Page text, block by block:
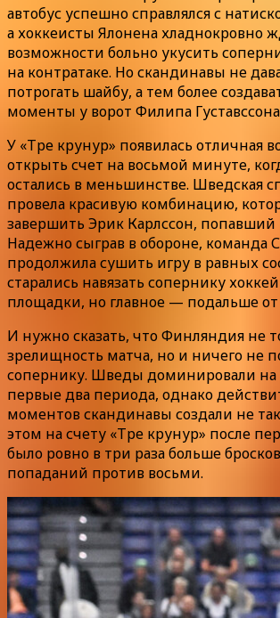
автобус успешно справлялся с
а хоккеисты Ялонена хладнокровно
возможности больно укусить
на контратаке. Но скандинавы не
потрогать шайбу, а тем более
моменты у ворот Филипа
У «Тре крунур» появилась отличная
открыть счет на восьмой минуте,
остались в меньшинстве. Шведская
провела красивую комбинацию,
завершить Эрик Карлссон, попавший
Надежно сыграв в обороне, команда
продолжила сушить игру в равных
старались навязать сопернику
площадки, но главное — подальше от
И нужно сказать, что Финляндия не
зрелищность матча, но и ничего не
сопернику. Шведы доминировали
первые два периода, однако
моментов скандинавы создали не
этом на счету «Тре крунур» после
было ровно в три раза больше
попаданий против восьми.